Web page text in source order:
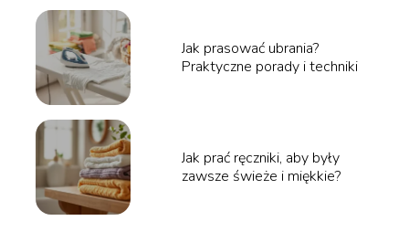
Jak prasować ubrania?
Praktyczne porady i techniki
Jak prać ręczniki, aby były
zawsze świeże i miękkie?